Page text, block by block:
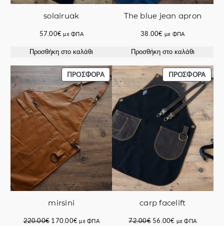
solairuak
57.00€ με ΦΠΑ
Προσθήκη στο καλάθι
The blue jean apron
38.00€ με ΦΠΑ
Προσθήκη στο καλάθι
ΠΡΟΣΦΟΡΆΠΡΟΪΌΝ
ΣΕ
ΠΡΟΣΦΟΡΆ
mirsini
220.00€ Original
170.00€Η
με ΦΠΑ
ΠΡΟΣΦΟΡΆ
ΣΕ
carp facelift
72.00€ Original
56.00€ Η
με ΦΠΑ